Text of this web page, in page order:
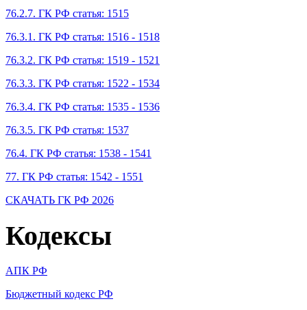
76.2.7. ГК РФ статья: 1515
76.3.1. ГК РФ статья: 1516 - 1518
76.3.2. ГК РФ статья: 1519 - 1521
76.3.3. ГК РФ статья: 1522 - 1534
76.3.4. ГК РФ статья: 1535 - 1536
76.3.5. ГК РФ статья: 1537
76.4. ГК РФ статья: 1538 - 1541
77. ГК РФ статья: 1542 - 1551
СКАЧАТЬ ГК РФ 2026
Кодексы
АПК РФ
Бюджетный кодекс РФ